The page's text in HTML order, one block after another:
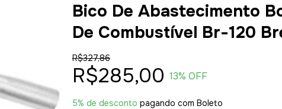
Bico De Abastecimento
De Combustível Br-120
R$327,86
R$285,00 13% OFF
5% de desconto pagando com Boleto